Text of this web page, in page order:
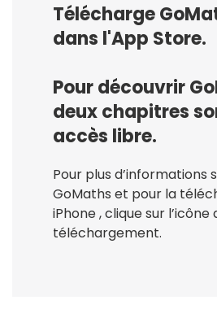
Télécharge
dans l'App Store.
Pour découvrir
deux chapitres
accès libre.
Pour plus d’informations
GoMaths et pour la
iPhone , clique sur l’icône
téléchargement.